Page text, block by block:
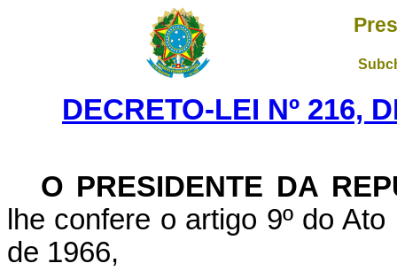
DECRETO-LEI Nº 216,
O PRESIDENTE DA
lhe confere o artigo 9º do
de 1966,